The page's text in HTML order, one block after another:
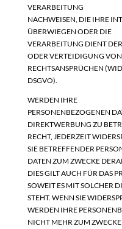
VERARBEITUNG
NACHWEISEN, DIE IHRE
ÜBERWIEGEN ODER DIE
VERARBEITUNG DIENT
ODER VERTEIDIGUNG VON
RECHTSANSPRÜCHEN
DSGVO).
WERDEN IHRE
PERSONENBEZOGENEN
DIREKTWERBUNG ZU
RECHT, JEDERZEIT
SIE BETREFFENDER
DATEN ZUM ZWECKE
DIES GILT AUCH FÜR DAS
SOWEIT ES MIT SOLCHER
STEHT. WENN SIE
WERDEN IHRE
NICHT MEHR ZUM